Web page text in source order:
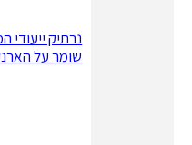
נרתיק ייעודי
שומר על